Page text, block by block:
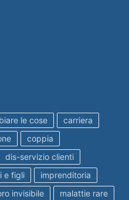
le cose
carriera
coppia
dis-servizio clienti
e figli
imprenditoria
invisibile
malattie rare